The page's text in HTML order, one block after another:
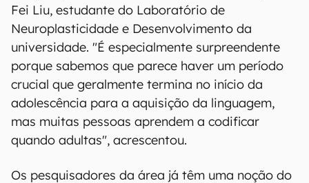
Fei Liu, estudante do Laboratório de
Neuroplasticidade e Desenvolvimento da
universidade. "É especialmente surpreendente
porque sabemos que parece haver um período
crucial que geralmente termina no início da
adolescência para a aquisição da linguagem,
mas muitas pessoas aprendem a codificar
quando adultas", acrescentou.
Os pesquisadores da área já têm uma noção do